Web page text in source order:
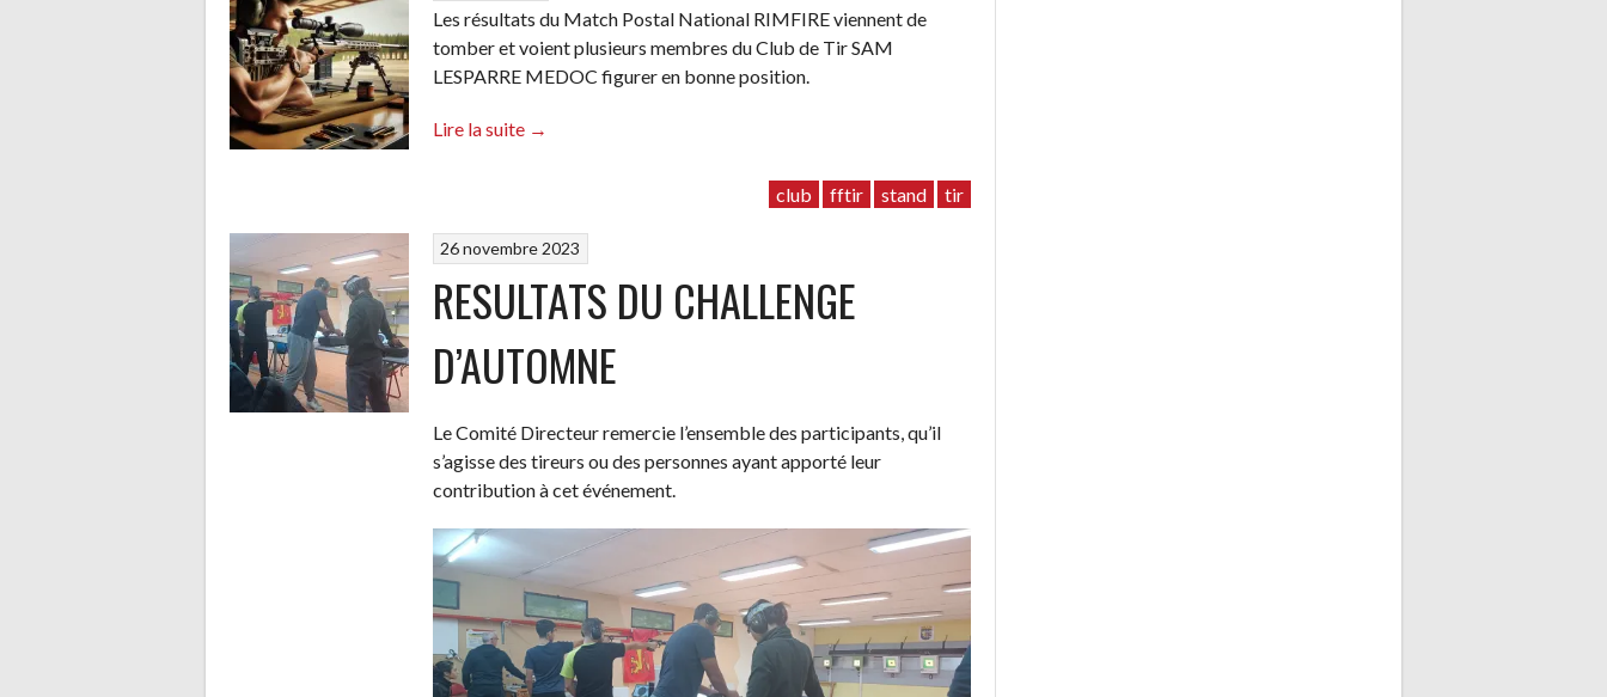
club
évolue
!”
Les résultats du Match Postal National RIMFIRE viennent de
tomber et voient plusieurs membres du Club de Tir SAM
LESPARRE MEDOC figurer en bonne position.
Lire la suite “Match
:
Résultats”
→
club fftir stand tir
26 novembre 2023
RESULTATS DU CHALLENGE
D’AUTOMNE
Le Comité Directeur remercie l’ensemble des participants, qu’il
s’agisse des tireurs ou des personnes ayant apporté leur
contribution à cet événement.